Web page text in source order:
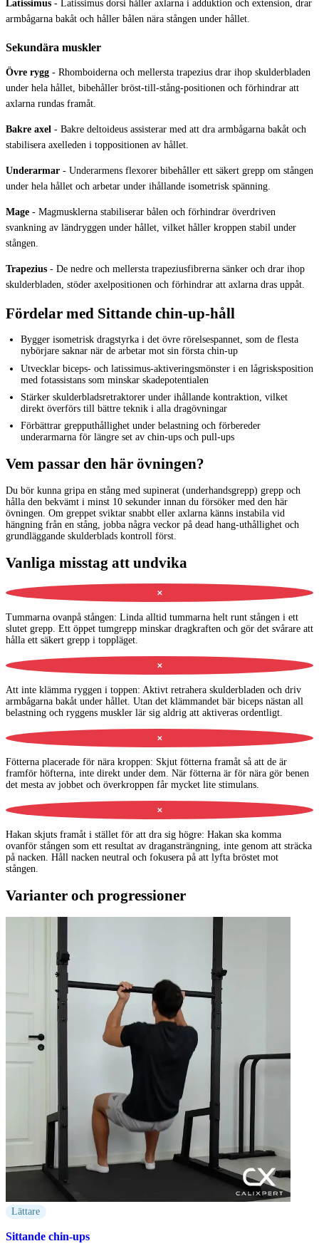
Latissimus -
Latissimus dorsi håller axlarna i adduktion och extension, drar
armbågarna bakåt och håller bålen nära stången under hållet.
Sekundära muskler
Övre rygg - Rhomboiderna och mellersta trapezius drar ihop skulderbladen
under hela hållet, bibehåller bröst-till-stång-positionen och förhindrar att
axlarna rundas framåt.
Bakre axel - Bakre deltoideus assisterar med att dra armbågarna bakåt och
stabilisera axelleden i toppositionen av hållet.
Underarmar - Underarmens flexorer bibehåller ett säkert grepp om stången
under hela hållet och arbetar under ihållande isometrisk spänning.
Mage - Magmusklerna stabiliserar bålen och förhindrar överdriven
svankning av ländryggen under hållet, vilket håller kroppen stabil under
stången.
Trapezius - De nedre och mellersta trapeziusfibrerna sänker och drar ihop
skulderbladen, stöder axelpositionen och förhindrar att axlarna dras uppåt.
Fördelar med Sittande chin-up-håll
Bygger isometrisk dragstyrka i det övre rörelsespannet, som de flesta
nybörjare saknar när de arbetar mot sin första chin-up
Utvecklar biceps- och latissimus-aktiveringsmönster i en lågrisksposition
med fotassistans som minskar skadepotentialen
Stärker skulderbladsretraktorer under ihållande kontraktion, vilket
direkt överförs till bättre teknik i alla dragövningar
Förbättrar grepputhållighet under belastning och förbereder
underarmarna för längre set av chin-ups och pull-ups
Vem passar den här övningen?
Du bör kunna gripa en stång med supinerat (underhandsgrepp) grepp och
hålla den bekvämt i minst 10 sekunder innan du försöker med den här
övningen. Om greppet sviktar snabbt eller axlarna känns instabila vid
hängning från en stång, jobba några veckor på dead hang-uthållighet och
grundläggande skulderblads kontroll först.
Vanliga misstag att undvika
✕
Tummarna ovanpå stången: Linda alltid tummarna helt runt stången i ett
slutet grepp. Ett öppet tumgrepp minskar dragkraften och gör det svårare att
hålla ett säkert grepp i toppläget.
✕
Att inte klämma ryggen i toppen: Aktivt retrahera skulderbladen och driv
armbågarna bakåt under hållet. Utan det klämmandet bär biceps nästan all
belastning och ryggens muskler lär sig aldrig att aktiveras ordentligt.
✕
Fötterna placerade för nära kroppen: Skjut fötterna framåt så att de är
framför höfterna, inte direkt under dem. När fötterna är för nära gör benen
det mesta av jobbet och överkroppen får mycket lite stimulans.
✕
Hakan skjuts framåt i stället för att dra sig högre: Hakan ska komma
ovanför stången som ett resultat av dragansträngning, inte genom att sträcka
på nacken. Håll nacken neutral och fokusera på att lyfta bröstet mot
stången.
Varianter och progressioner
Lättare
Sittande chin-ups